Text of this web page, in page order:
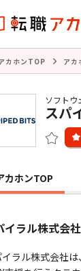
カホンTOP アカ
ソフトウ
スパ
カホンTOP
イラル株式会
イラル株式会社